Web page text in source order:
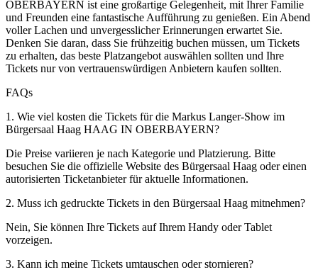
OBERBAYERN ist eine großartige Gelegenheit, mit Ihrer Familie
und Freunden eine fantastische Aufführung zu genießen. Ein Abend
voller Lachen und unvergesslicher Erinnerungen erwartet Sie.
Denken Sie daran, dass Sie frühzeitig buchen müssen, um Tickets
zu erhalten, das beste Platzangebot auswählen sollten und Ihre
Tickets nur von vertrauenswürdigen Anbietern kaufen sollten.
FAQs
1. Wie viel kosten die Tickets für die Markus Langer-Show im
Bürgersaal Haag HAAG IN OBERBAYERN?
Die Preise variieren je nach Kategorie und Platzierung. Bitte
besuchen Sie die offizielle Website des Bürgersaal Haag oder einen
autorisierten Ticketanbieter für aktuelle Informationen.
2. Muss ich gedruckte Tickets in den Bürgersaal Haag mitnehmen?
Nein, Sie können Ihre Tickets auf Ihrem Handy oder Tablet
vorzeigen.
3. Kann ich meine Tickets umtauschen oder stornieren?